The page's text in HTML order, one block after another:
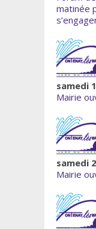
matinée
samedi
Mairie
samedi
Mairie